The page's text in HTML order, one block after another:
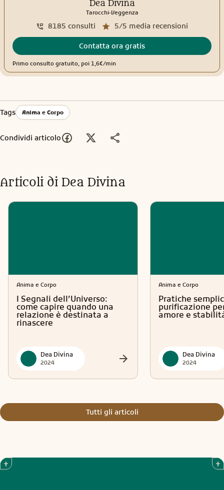
Dea Divina
Tarocchi.Veggenza
5/5 media recensioni
8185 consulti
Contatta ora gratis
Primo consulto gratuito, poi 1,6€/min
Tags Anima e Corpo
Condividi articolo
Articoli di Dea Divina
Anima e Corpo
I Segnali dell’Universo:
come capire quando una
relazione è destinata a
rinascere
Dea Divina
2024
Anima e Corpo
Pratiche
purificazione
amore e
Dea Divina
2024
Tutti gli articoli